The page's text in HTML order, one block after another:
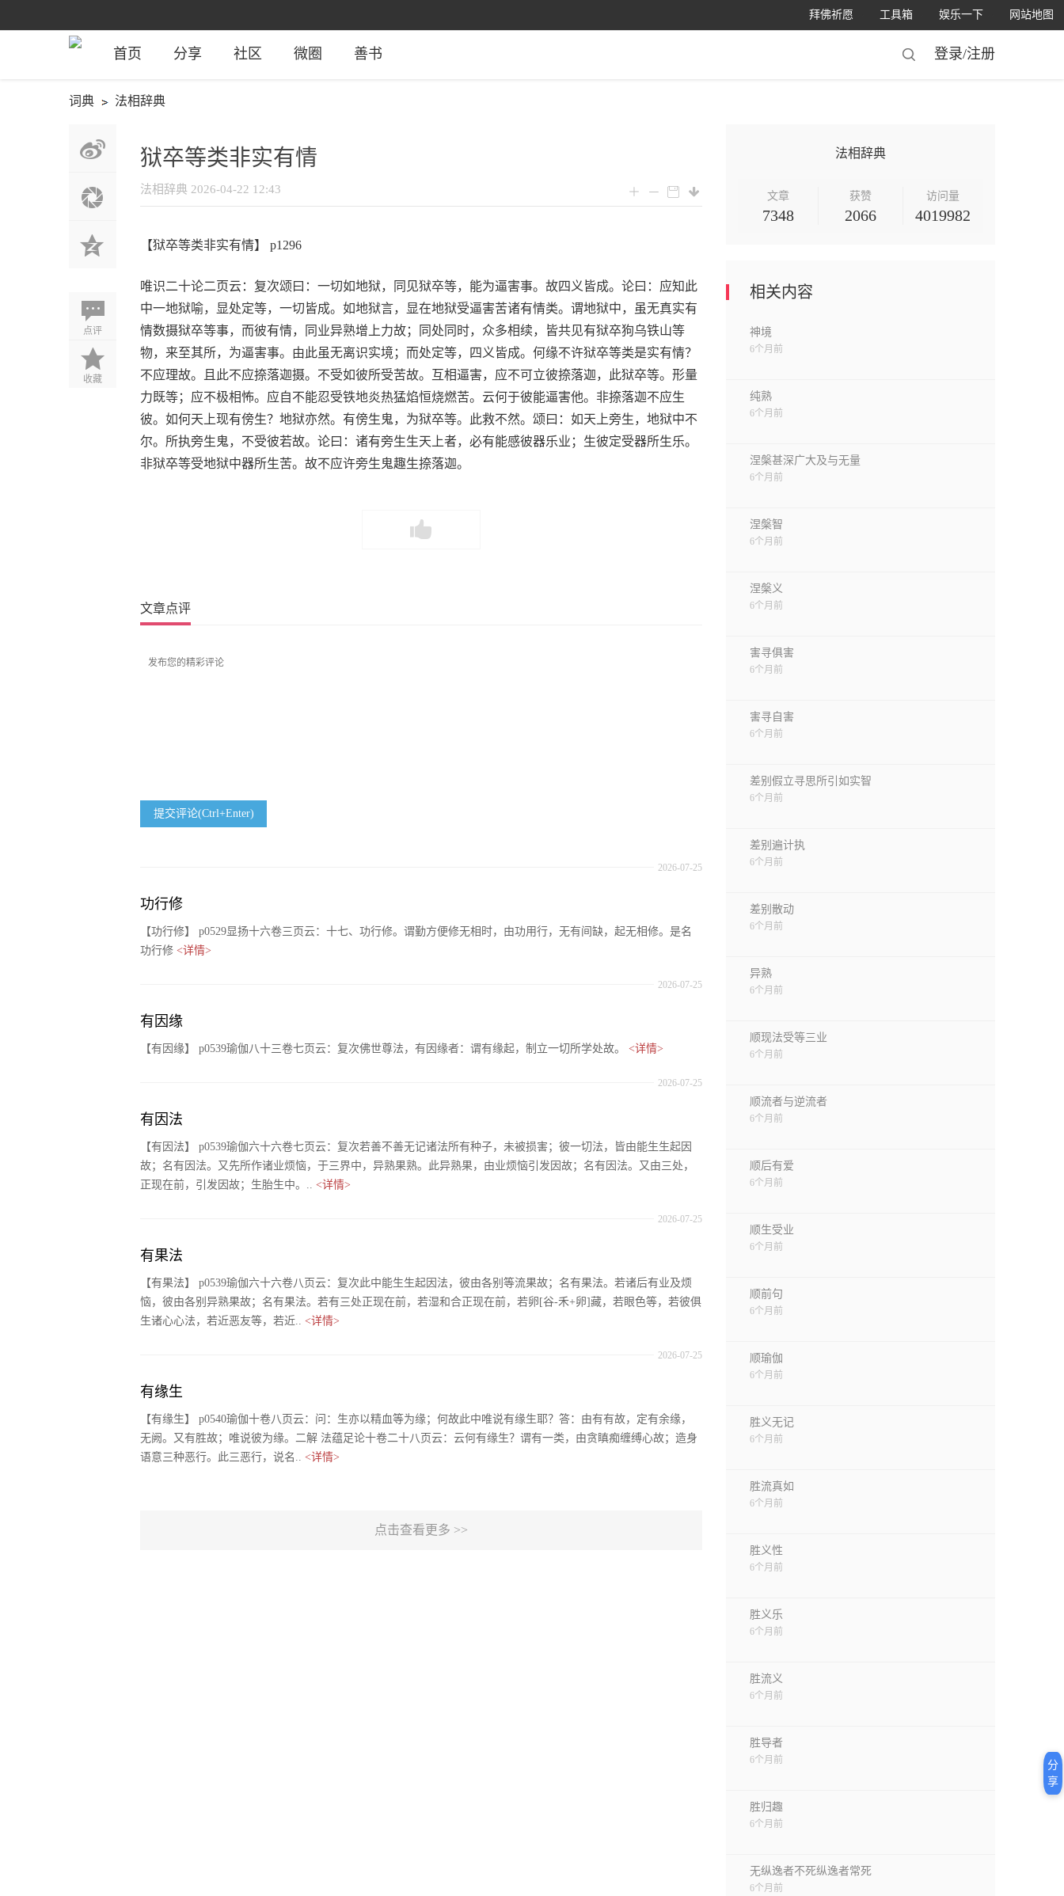
网站地图
娱乐一下
工具箱
拜佛祈愿
首页 分享 社区 微圈 善书 登录/注册
词典 法相辞典
点评
收藏
狱卒等类非实有情
法相辞典 2026-04-22 12:43
【狱卒等类非实有情】 p1296
唯识二十论二页云：复次颂曰：一切如地狱，同见狱卒等，能为逼害事。故四义皆成。论曰：应知此
中一地狱喻，显处定等，一切皆成。如地狱言，显在地狱受逼害苦诸有情类。谓地狱中，虽无真实有
情数摄狱卒等事，而彼有情，同业异熟增上力故；同处同时，众多相续，皆共见有狱卒狗乌铁山等
物，来至其所，为逼害事。由此虽无离识实境；而处定等，四义皆成。何缘不许狱卒等类是实有情？
不应理故。且此不应捺落迦摄。不受如彼所受苦故。互相逼害，应不可立彼捺落迦，此狱卒等。形量
力既等；应不极相怖。应自不能忍受铁地炎热猛焰恒烧燃苦。云何于彼能逼害他。非捺落迦不应生
彼。如何天上现有傍生？地狱亦然。有傍生鬼，为狱卒等。此救不然。颂曰：如天上旁生，地狱中不
尔。所执旁生鬼，不受彼若故。论曰：诸有旁生生天上者，必有能感彼器乐业；生彼定受器所生乐。
非狱卒等受地狱中器所生苦。故不应许旁生鬼趣生捺落迦。
文章点评
提交评论(Ctrl+Enter)
2026-07-25
功行修
【功行修】 p0529显扬十六卷三页云：十七、功行修。谓勤方便修无相时，由功用行，无有间缺，起无相修。是名
功行修 <详情>
2026-07-25
有因缘
【有因缘】 p0539瑜伽八十三卷七页云：复次佛世尊法，有因缘者：谓有缘起，制立一切所学处故。 <详情>
2026-07-25
有因法
【有因法】 p0539瑜伽六十六卷七页云：复次若善不善无记诸法所有种子，未被损害；彼一切法，皆由能生生起因
故；名有因法。又先所作诸业烦恼，于三界中，异熟果熟。此异熟果，由业烦恼引发因故；名有因法。又由三处，
正现在前，引发因故；生胎生中。.. <详情>
2026-07-25
有果法
【有果法】 p0539瑜伽六十六卷八页云：复次此中能生生起因法，彼由各别等流果故；名有果法。若诸后有业及烦
恼，彼由各别异熟果故；名有果法。若有三处正现在前，若湿和合正现在前，若卵[谷-禾+卵]藏，若眼色等，若彼俱
生诸心心法，若近恶友等，若近.. <详情>
2026-07-25
有缘生
【有缘生】 p0540瑜伽十卷八页云：问：生亦以精血等为缘；何故此中唯说有缘生耶？答：由有有故，定有余缘，
无阙。又有胜故；唯说彼为缘。二解 法蕴足论十卷二十八页云：云何有缘生？谓有一类，由贪瞋痴缠缚心故；造身
语意三种恶行。此三恶行，说名.. <详情>
点击查看更多 >>
法相辞典
文章
7348
获赞
2066
访问量
4019982
相关内容
神境
6个月前
纯熟
6个月前
涅槃甚深广大及与无量
6个月前
涅槃智
6个月前
涅槃义
6个月前
害寻俱害
6个月前
害寻自害
6个月前
差别假立寻思所引如实智
6个月前
差别遍计执
6个月前
差别散动
6个月前
异熟
6个月前
顺现法受等三业
6个月前
顺流者与逆流者
6个月前
顺后有爱
6个月前
顺生受业
6个月前
顺前句
6个月前
顺瑜伽
6个月前
胜义无记
6个月前
胜流真如
6个月前
胜义性
6个月前
胜义乐
6个月前
胜流义
6个月前
胜导者
6个月前
胜归趣
6个月前
无纵逸者不死纵逸者常死
6个月前
分
享